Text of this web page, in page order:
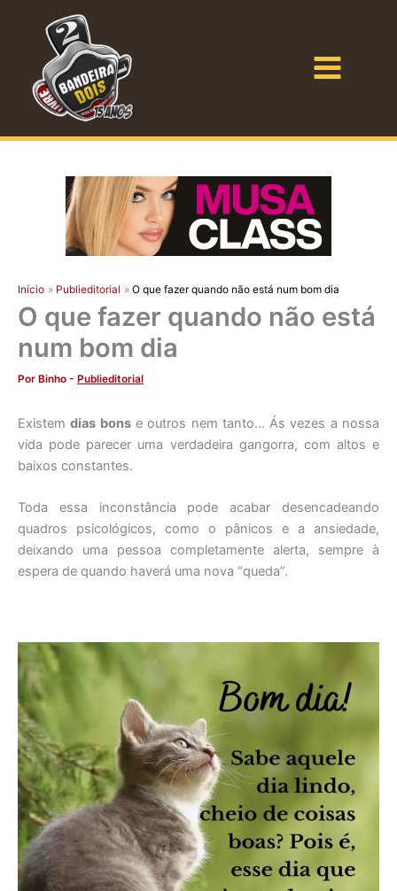
conteúdo
Início Publieditorial O que fazer quando não está num bom dia
O que fazer quando não está
num bom dia
Por Binho - Publieditorial
Existemdias bonse outros nem tanto… Ás vezes a nossa
vida pode parecer uma verdadeira gangorra, com altos e
baixos constantes.
Toda essa inconstância pode acabar desencadeando
quadros psicológicos, como o pânicos e a ansiedade,
deixando uma pessoa completamente alerta, sempre à
espera de quando haverá uma nova “queda”.